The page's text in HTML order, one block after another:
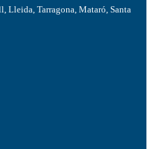
Lleida, Tarragona, Mataró, Santa